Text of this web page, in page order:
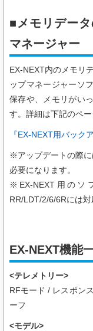
■メモリデー
マネージャー
EX-NEXT内のメモリ
ップマネージャーソ
保存や、メモリがい
す。詳細は下記のペー
『EX-NEXT用バック
※アップデートの際
必要になります。
※EX-NEXT用のソ
RR/LDT/2/6/6Rには対
EX-NEXT機能
<テレメトリー>
RFモード / レスポン
ーフ
<モデル>